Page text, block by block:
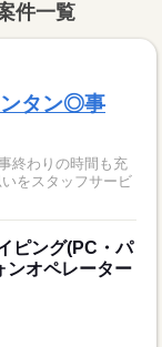
件一覧
ンタン◎事
終わりの時間も充
をスタッフサービ
ピング(PC・パ
ンオペレーター